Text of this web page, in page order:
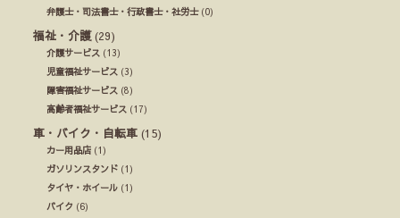
弁護士・司法書士・行政書士・社労士(0)
福祉・介護(29)
介護サービス (13)
児童福祉サービス (3)
障害福祉サービス (8)
高齢者福祉サービス (17)
車・バイク・自転車 (15)
カー用品店 (1)
ガソリンスタンド (1)
タイヤ・ホイール (1)
バイク (6)